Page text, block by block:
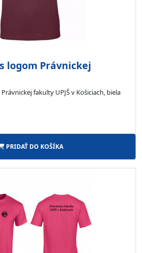
logom Právnickej
fakulty UPJŠ v Košiciach, biela
PRIDAŤ DO KOŠÍKA